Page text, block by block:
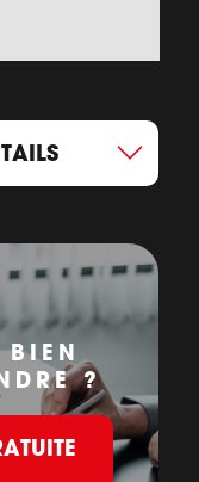
BIEN
?